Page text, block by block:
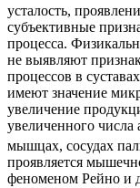
усталость,
субъективные
процесса.
не выявляют
процессов в
имеют значение
увеличение
увеличенного числа
мышцах, сосудах
проявляется
феноменом Рейно и